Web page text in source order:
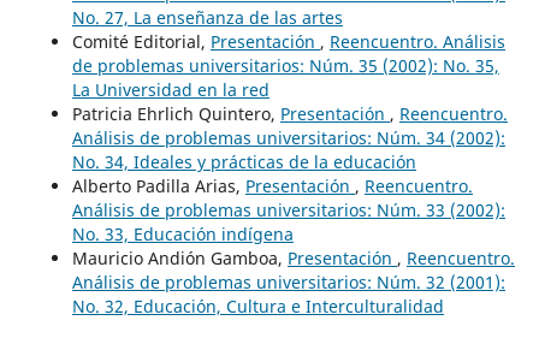
No. 27, La enseñanza de las artes
Comité Editorial, Presentación , Reencuentro. Análisis
de problemas universitarios: Núm. 35 (2002): No. 35,
La Universidad en la red
Patricia Ehrlich Quintero, Presentación , Reencuentro.
Análisis de problemas universitarios: Núm. 34 (2002):
No. 34, Ideales y prácticas de la educación
Alberto Padilla Arias, Presentación , Reencuentro.
Análisis de problemas universitarios: Núm. 33 (2002):
No. 33, Educación indígena
Mauricio Andión Gamboa, Presentación , Reencuentro.
Análisis de problemas universitarios: Núm. 32 (2001):
No. 32, Educación, Cultura e Interculturalidad